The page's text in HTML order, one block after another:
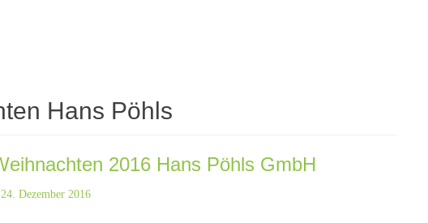
Hans Pöhls
2016 Hans Pöhls GmbH
24. Dezember 2016